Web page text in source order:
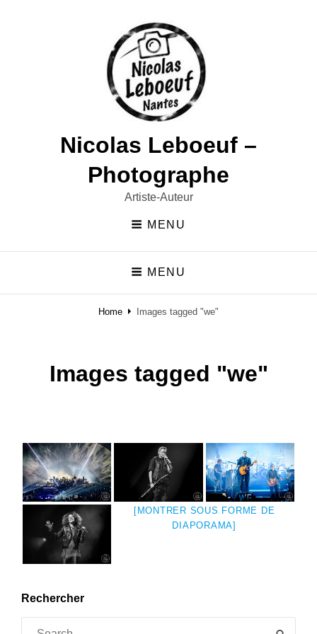
Nicolas Leboeuf –
Photographe
Artiste-Auteur
MENU
MENU
Home Images tagged "we"
Images tagged "we"
[MONTRER SOUS FORME DE
DIAPORAMA]
Rechercher